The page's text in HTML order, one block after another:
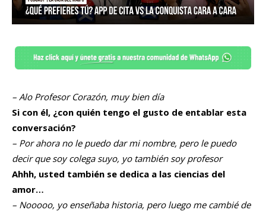
– Alo Profesor Corazón, muy bien día
Si con él, ¿con quién tengo el gusto de entablar esta
conversación?
– Por ahora no le puedo dar mi nombre, pero le puedo
decir que soy colega suyo, yo también soy profesor
Ahhh, usted también se dedica a las ciencias del
amor…
– Nooooo, yo enseñaba historia, pero luego me cambié de